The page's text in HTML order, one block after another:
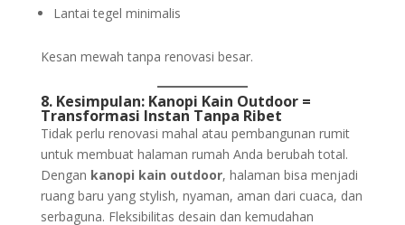
Lantai tegel minimalis
Kesan mewah tanpa renovasi besar.
8. Kesimpulan: Kanopi Kain Outdoor =
Transformasi Instan Tanpa Ribet
Tidak perlu renovasi mahal atau pembangunan rumit
untuk membuat halaman rumah Anda berubah total.
Dengan kanopi kain outdoor, halaman bisa menjadi
ruang baru yang stylish, nyaman, aman dari cuaca, dan
serbaguna. Fleksibilitas desain dan kemudahan